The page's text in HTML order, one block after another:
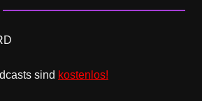
sind kostenlos!